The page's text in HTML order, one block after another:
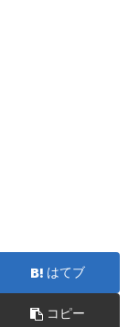
はてブ
コピー